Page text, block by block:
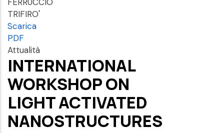
TRIFIRO'
Scarica
PDF
Attualità
INTERNATIONAL
WORKSHOP ON
LIGHT ACTIVATED
NANOSTRUCTURES